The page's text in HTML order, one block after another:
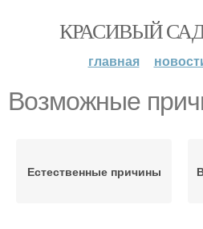
КРАСИВЫЙ
главная
Возможные
Естественные причины